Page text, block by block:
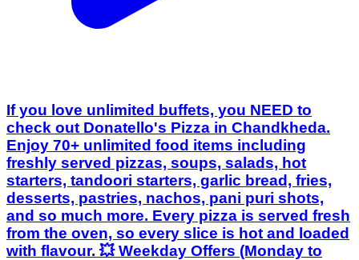
If you love unlimited buffets, you NEED to
check out Donatello's Pizza in Chandkheda.
Enjoy 70+ unlimited food items including
freshly served pizzas, soups, salads, hot
starters, tandoori starters, garlic bread, fries,
desserts, pastries, nachos, pani puri shots,
and so much more. Every pizza is served fresh
from the oven, so every slice is hot and loaded
with flavour. 💥 Weekday Offers (Monday to